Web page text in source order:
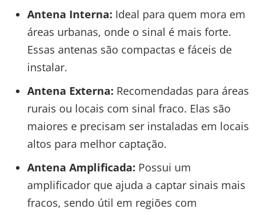
Antena Interna: Ideal para quem mora em
áreas urbanas, onde o sinal é mais forte.
Essas antenas são compactas e fáceis de
instalar.
Antena Externa: Recomendadas para áreas
rurais ou locais com sinal fraco. Elas são
maiores e precisam ser instaladas em locais
altos para melhor captação.
Antena Amplificada: Possui um
amplificador que ajuda a captar sinais mais
fracos, sendo útil em regiões com